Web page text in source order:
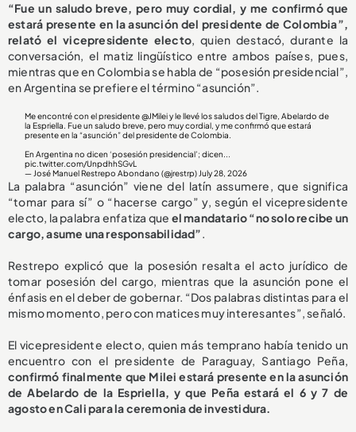
“Fue un saludo breve, pero muy cordial, y me confirmó que
estará presente en la asunción del presidente de Colombia”,
relató el vicepresidente electo, quien destacó, durante la
conversación, el matiz lingüístico entre ambos países, pues,
mientras que en Colombia se habla de “posesión presidencial”,
en Argentina se prefiere el término “asunción”.
Me encontré con el presidente@JMileiy le llevé los saludos del Tigre, Abelardo de
la Espriella. Fue un saludo breve, pero muy cordial, y me confirmó que estará
presente en la “asunción” del presidente de Colombia.
En Argentina no dicen ‘posesión presidencial’; dicen...
pic.twitter.com/UnpdhhSGvL
— José Manuel Restrepo Abondano (@jrestrp) July 28, 2026
La palabra “asunción” viene del latín assumere, que significa
“tomar para sí” o “hacerse cargo” y, según el vicepresidente
electo, la palabra enfatiza que el mandatario “no solo recibe un
cargo, asume una responsabilidad”.
Restrepo explicó que la posesión resalta el acto jurídico de
tomar posesión del cargo, mientras que la asunción pone el
énfasis en el deber de gobernar. “Dos palabras distintas para el
mismo momento, pero con matices muy interesantes”, señaló.
El vicepresidente electo, quien más temprano había tenido un
encuentro con el presidente de Paraguay, Santiago Peña,
confirmó finalmente que Milei estará presente en la asunción
de Abelardo de la Espriella, y que Peña estará el 6 y 7 de
agosto en Cali para la ceremonia de investidura.